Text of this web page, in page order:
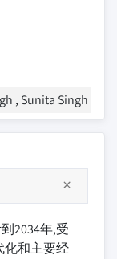
, Sunita Singh
2034年,受
化和主要经